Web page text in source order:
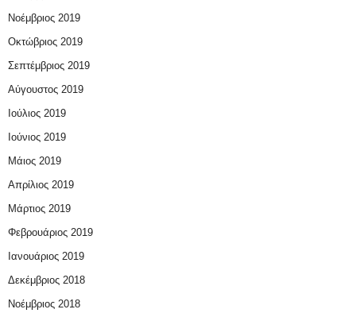
Νοέμβριος 2019
Οκτώβριος 2019
Σεπτέμβριος 2019
Αύγουστος 2019
Ιούλιος 2019
Ιούνιος 2019
Μάιος 2019
Απρίλιος 2019
Μάρτιος 2019
Φεβρουάριος 2019
Ιανουάριος 2019
Δεκέμβριος 2018
Νοέμβριος 2018